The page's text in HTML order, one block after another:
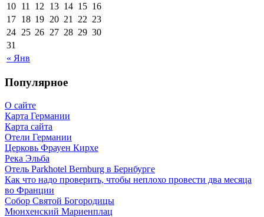
« Янв
10 11 12 13 14 15 16
17 18 19 20 21 22 23
24 25 26 27 28 29 30
31
Популярное
О сайте
Карта Германии
Карта сайта
Отели Германии
Церковь Фрауен Кирхе
Река Эльба
Отель Parkhotel Bernburg в Бернбурге
Как что надо проверить, чтобы неплохо провести два месяца
во Франции
Собор Святой Богородицы
Мюнхенский Мариенплац